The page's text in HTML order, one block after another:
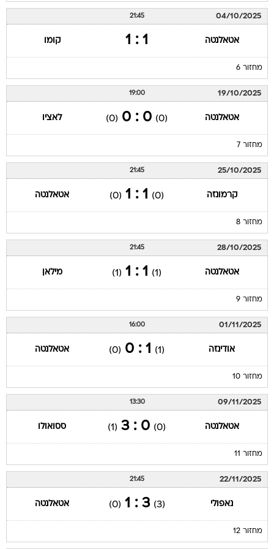
04/10/2025
21:45
אטאלנטה 1 : 1 קומו
מחזור 6
19/10/2025
19:00
אטאלנטה (0)
0 : 0
(0) לאציו
מחזור 7
25/10/2025
21:45
קרמונזה (0)
1 : 1
(0) אטאלנטה
מחזור 8
28/10/2025
21:45
אטאלנטה (1)
1 : 1
(1) מילאן
מחזור 9
01/11/2025
16:00
אודינזה (1)
1 : 0
(0) אטאלנטה
מחזור 10
09/11/2025
13:30
אטאלנטה (0)
0 : 3
(1) ססואולו
מחזור 11
22/11/2025
21:45
נאפולי (3)
3 : 1
(0) אטאלנטה
מחזור 12